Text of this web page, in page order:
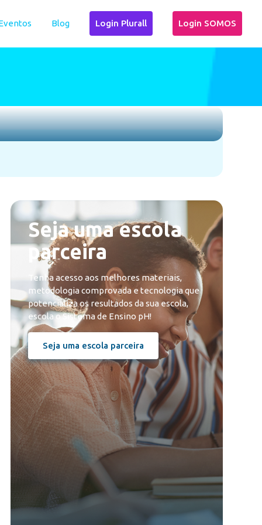
Blog Login Plurall Login SOMOS
Seja uma escola
parceira
Tenha acesso aos melhores materiais,
metodologia comprovada e tecnologia que
potencializa os resultados da sua escola,
escola o Sistema de Ensino pH!
Seja uma escola parceira